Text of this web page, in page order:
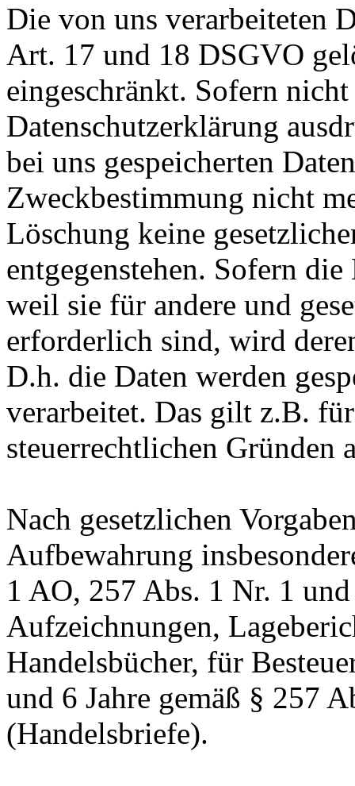
Die von uns verarbeiteten
Art. 17 und 18 DSGVO
eingeschränkt. Sofern
Datenschutzerklärung
bei uns gespeicherten
Zweckbestimmung nicht
Löschung keine
entgegenstehen. Sofern
weil sie für andere und
erforderlich sind, wird
D.h. die Daten werden
verarbeitet. Das gilt z.B.
steuerrechtlichen Gründen
Nach gesetzlichen
Aufbewahrung
1 AO, 257 Abs. 1 Nr. 1
Aufzeichnungen,
Handelsbücher, für
und 6 Jahre gemäß § 257
(Handelsbriefe).